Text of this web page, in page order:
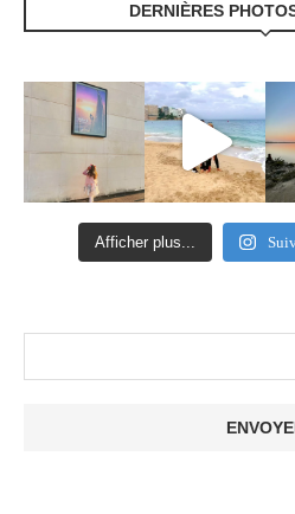
DERNIÈRES
Afficher plus...